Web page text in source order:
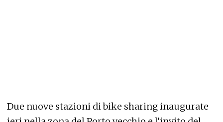
Due nuove stazioni di bike sharing inaugurate